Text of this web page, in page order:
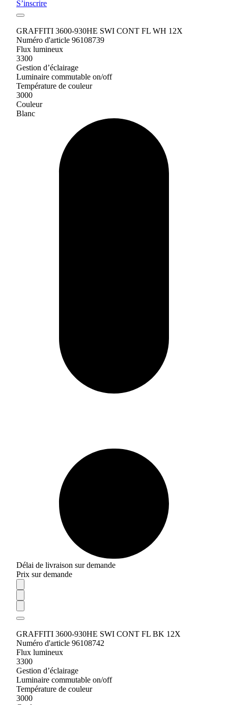
S’inscrire
GRAFFITI 3600-930HE SWI CONT FL WH 12X
Numéro d'article 96108739
Flux lumineux
3300
Gestion d’éclairage
Luminaire commutable on/off
Température de couleur
3000
Couleur
Blanc
Délai de livraison sur demande
Prix sur demande
GRAFFITI 3600-930HE SWI CONT FL BK 12X
Numéro d'article 96108742
Flux lumineux
3300
Gestion d’éclairage
Luminaire commutable on/off
Température de couleur
3000